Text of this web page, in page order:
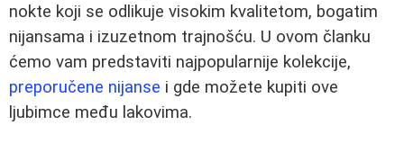
nokte koji se odlikuje visokim kvalitetom, bogatim
nijansama i izuzetnom trajnošću. U ovom članku
ćemo vam predstaviti najpopularnije kolekcije,
preporučene nijanse i gde možete kupiti ove
ljubimce među lakovima.